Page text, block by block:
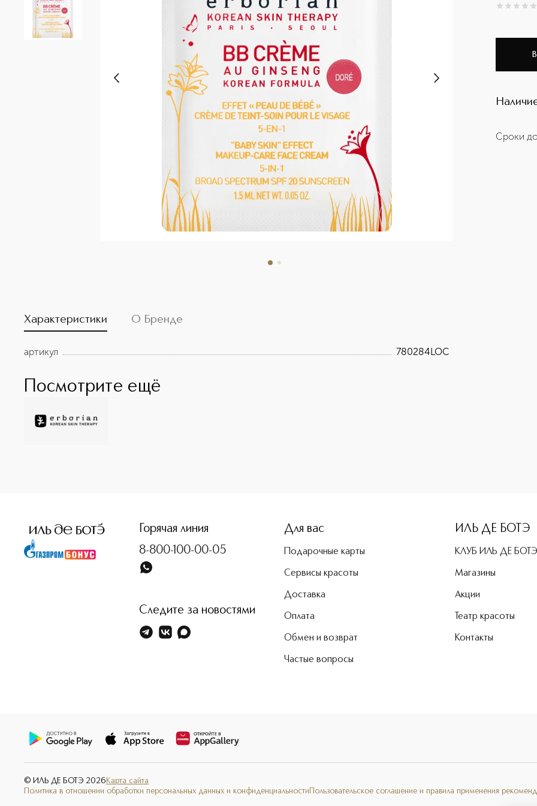
0из 0
Сроки
Характеристики О Бренде
артикул 780284LOC
Посмотрите ещё
Горячая линия
8-800-100-00-05
Следите за новостями
Для вас
Подарочные карты
Сервисы красоты
Доставка
Оплата
Обмен и возврат
Частые вопросы
ИЛЬ ДЕ БОТЭ
КЛУБ ИЛЬ ДЕ БОТЭ
Магазины
Акции
Театр красоты
Контакты
© ИЛЬ ДЕ БОТЭ 2026 Карта сайта
Политика в отношении обработки персональных данных и конфиденциальности Пользовательское соглашение и правила применения